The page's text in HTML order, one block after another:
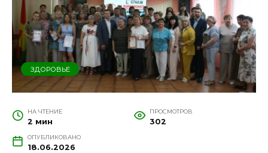
ЗДОРОВЬЕ
НА ЧТЕНИЕ
2 мин
ПРОСМОТРОВ
302
ОПУБЛИКОВАНО
18.06.2026